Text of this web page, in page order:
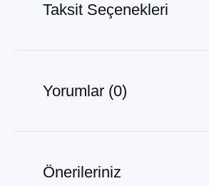
Taksit Seçenekleri
Yorumlar (0)
Önerileriniz